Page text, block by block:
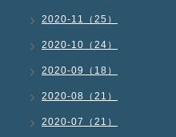
2020-11（25）
2020-10（24）
2020-09（18）
2020-08（21）
2020-07（21）